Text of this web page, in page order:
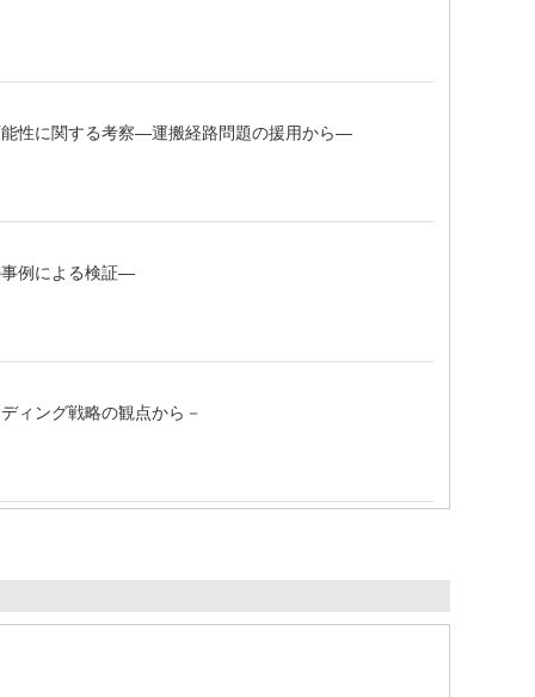
性に関する考察―運搬経路問題の援用から―
例による検証―
ィング戦略の観点から－